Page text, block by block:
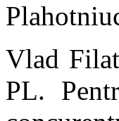
Vlad
PL.